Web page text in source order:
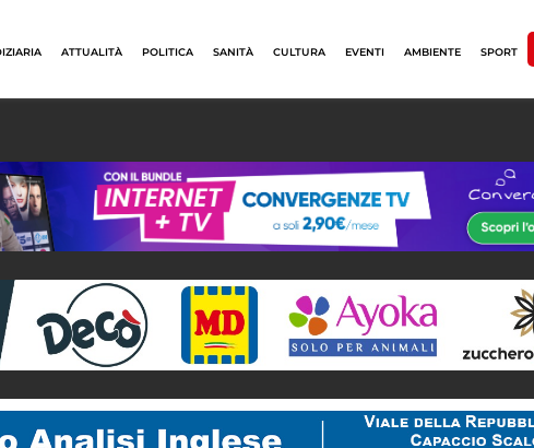
ATTUALITÀ POLITICA SANITÀ CULTURA EVENTI AMBIENTE SPORT